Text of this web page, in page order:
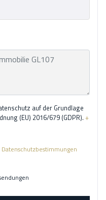
auf der Grundlage
(EU) 2016/679 (GDPR). +
Datenschutzbestimmungen